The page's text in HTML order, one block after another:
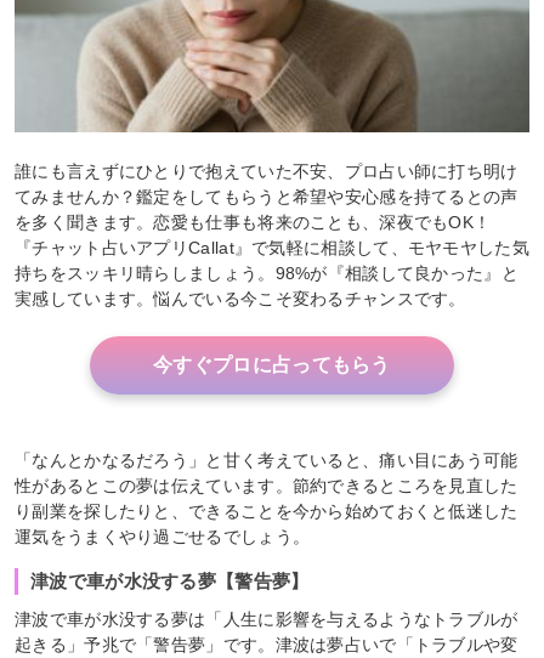
誰にも言えずにひとりで抱えていた不安、プロ占い師に打ち明け
てみませんか？鑑定をしてもらうと希望や安心感を持てるとの声
を多く聞きます。恋愛も仕事も将来のことも、深夜でもOK！
『チャット占いアプリCallat』で気軽に相談して、モヤモヤした気
持ちをスッキリ晴らしましょう。98%が『相談して良かった』と
実感しています。悩んでいる今こそ変わるチャンスです。
今すぐプロに占ってもらう
「なんとかなるだろう」と甘く考えていると、痛い目にあう可能
性があるとこの夢は伝えています。節約できるところを見直した
り副業を探したりと、できることを今から始めておくと低迷した
運気をうまくやり過ごせるでしょう。
津波で車が水没する夢【警告夢】
津波で車が水没する夢は「人生に影響を与えるようなトラブルが
起きる」予兆で「警告夢」です。津波は夢占いで「トラブルや変